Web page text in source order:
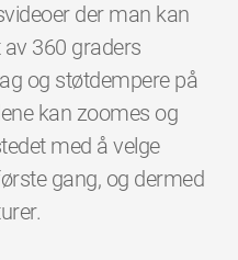
der man kan
360 graders
og støtdempere på
kan zoomes og
med å velge
gang, og dermed